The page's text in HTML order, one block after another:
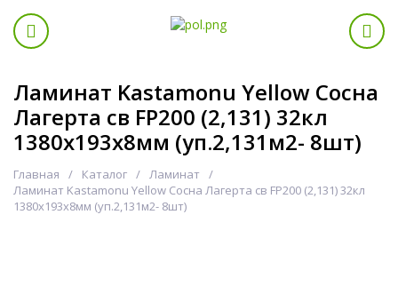
Ламинат Kastamonu Yellow Сосна
Лагерта св FP200 (2,131) 32кл
1380х193х8мм (уп.2,131м2- 8шт)
Главная Каталог
Ламинат
Ламинат Kastamonu Yellow Сосна Лагерта св FP200 (2,131) 32кл
1380х193х8мм (уп.2,131м2- 8шт)